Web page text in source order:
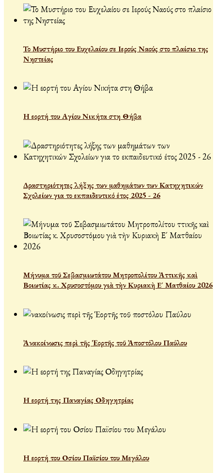
Το Μυστήριο του Ευχελαίου σε Ιερούς Ναούς στο πλαίσιο της
Νηστείας
Η εορτή του Αγίου Νικήτα στη Θήβα
Δραστηριότητες λήξης των μαθημάτων των Κατηχητικών
Σχολείων για το εκπαιδευτικό έτος 2025 - 26
Μήνυμα τοῦ Σεβασμιωτάτου Μητροπολίτου Ἀττικῆς καὶ
Βοιωτίας κ. Χρυσοστόμου γιὰ τὴν Κυριακὴ Ε´ Ματθαίου 2026
Ἀνακοίνωσις περὶ τῆς Ἑορτῆς τοῦ Ἀποστόλου Παύλου
Η εορτή της Παναγίας Οδηγητρίας
Η εορτή του Οσίου Παϊσίου του Μεγάλου